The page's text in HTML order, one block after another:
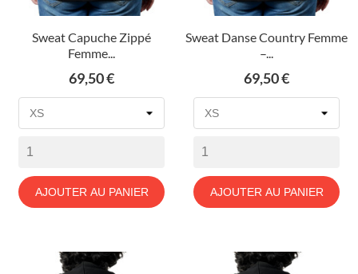
Sweat Capuche Zippé
Femme...
Prix
69,50 €
AJOUTER AU PANIER
Sweat Danse Country Femme
–...
Prix
69,50 €
AJOUTER AU PANIER